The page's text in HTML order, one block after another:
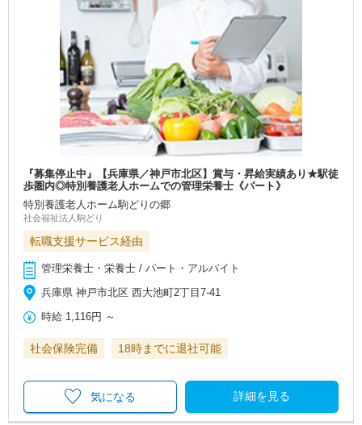
『募集停止中』【兵庫県／神戸市北区】賞与・昇給実績あり★駅徒
歩圏内◎特別養護老人ホームでの管理栄養士《パート》
特別養護老人ホーム駒どりの郷
社会福祉法人駒どり
転職支援サービス経由
管理栄養士・栄養士 / パート・アルバイト
兵庫県 神戸市北区 西大池町2丁目7-41
時給 1,116円 ～
社会保険完備 18時までに退社可能
詳細を見る
気になる